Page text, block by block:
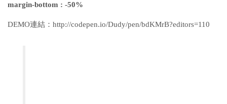
margin-bottom : -50%
DEMO連結：http://codepen.io/Dudy/pen/bdKMrB?editors=110